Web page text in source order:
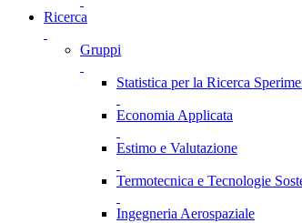
Ricerca
Gruppi
Statistica per la Ricerca
Economia Applicata
Estimo e Valutazione
Termotecnica e Tecnologie
Ingegneria Aerospaziale